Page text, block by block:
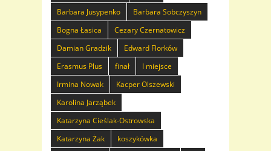
Barbara Jusypenko
Barbara Sobczyszyn
Bogna Łasica
Cezary Czernatowicz
Damian Gradzik
Edward Florków
Erasmus Plus
finał
I miejsce
Irmina Nowak
Kacper Olszewski
Karolina Jarząbek
Katarzyna Cieślak-Ostrowska
Katarzyna Żak
koszykówka